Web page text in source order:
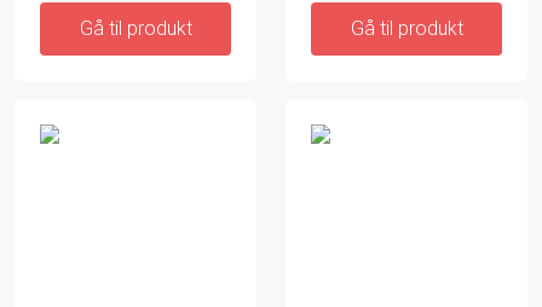
Gå til produkt Gå til produkt